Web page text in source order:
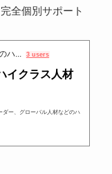
全個別サポート
ハ... 3 users
イクラス人材
ダー、グローバル人材などのハ